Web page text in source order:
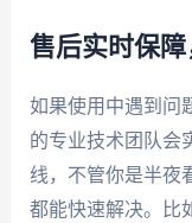
售后实时保
如果使用中遇到问
的专业技术团队会
线，不管你是半夜
都能快速解决。比